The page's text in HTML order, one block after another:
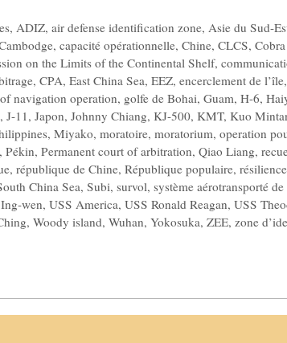
,ADIZ,air defense identification zone,Asie du Sud-
, capacité opérationnelle, Chine, CLCS,
on the Limits of the Continental Shelf,
, CPA, East China Sea, EEZ, encerclement de l’île,
navigation operation, golfe de Bohai, Guam, H-6,
, J-11, Japon, Johnny Chiang, KJ-500, KMT, Kuo
, Miyako, moratoire, moratorium, operation
, Pékin, Permanent court of arbitration, Qiao Liang,
, république de Chine, République populaire, résilience
China Sea, Subi, survol, système aérotransporté
wen, USS America, USS Ronald Reagan, USS
, Woody island, Wuhan, Yokosuka, ZEE, zone